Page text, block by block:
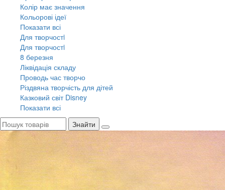
Колір має значення
Кольорові ідеї
Показати всі
Для творчостi
Для творчостi
8 березня
Ліквідація складу
Проводь час творчо
Різдвяна творчість для дітей
Казковий світ Disney
Показати всі
Знайти